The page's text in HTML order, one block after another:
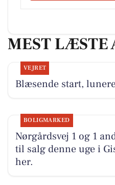
MEST LÆSTE
VEJRET
Blæsende start,
BOLIGMARKED
Nørgårdsvej 1 og 1
til salg denne uge i
her.